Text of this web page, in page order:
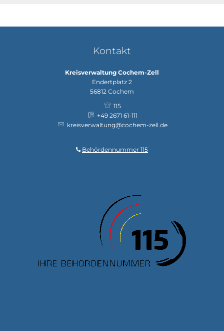
Kontakt
Kreisverwaltung Cochem-Zell
Endertplatz 2
56812 Cochem
115
+49 2671 61-111
kreisverwaltung@cochem-zell.de
Behördennummer 115